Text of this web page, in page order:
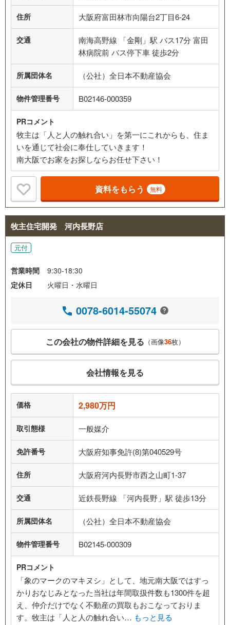
住所 大阪府富田林市向陽台2丁目6-24
交通
南海高野線 「金剛」駅 バス17分 富田
林病院前 バス停下車 徒歩2分
所属団体名 （公社）全日本不動産協会
物件管理番号 B02146-000359
PRコメント
牧主は「人と人の触れ合い」を第一にこれからも、住ま
いを通じて社会に奉仕していきます！
南大阪でお家をお探しならお任せ下さい！
資料をもらう 無料
牧主住宅開発 河内長野店
元付
営業時間
9:30-18:30
定休日
火曜日・水曜日
0078-6014-55074
この会社の物件詳細を見る （画像36枚）
会社情報を見る
価格 2,980万円
取引態様 一般媒介
免許番号 大阪府知事免許(8)第040529号
住所 大阪府河内長野市西之山町1-37
交通 近鉄長野線 「河内長野」駅 徒歩13分
所属団体名 （公社）全日本不動産協会
物件管理番号 B02145-000309
PRコメント
「象のマークのマキヌシ」として、地元南大阪ではすっ
かりおなじみとなった当社は年間取扱件数も1300件を超
え、仲介だけでなく不動産の買取もおこなっておりま
す。牧主は「人と人の触れ合い… もっと見る